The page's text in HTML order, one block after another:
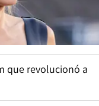
que revolucionó a